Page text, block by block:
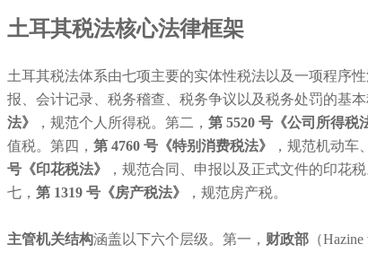
土耳其税法核心法律框架
土耳其税法体系由七项主要的实体性税法以及一项程序性
报、会计记录、税务稽查、税务争议以及税务处罚的基本
法》
，规范个人所得税。第二， 第 5520 号《公司所得税
值税。第四， 第 4760 号《特别消费税法》 ，规范机动车
号《印花税法》
，规范合同、申报以及正式文件的印花税
七， 第 1319 号《房产税法》 ，规范房产税。
主管机关结构涵盖以下六个层级。第一， 财政部 （